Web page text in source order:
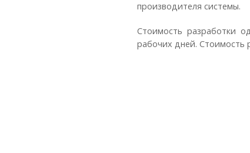
производителя системы.
Стоимость разработки
рабочих дней. Стоимость